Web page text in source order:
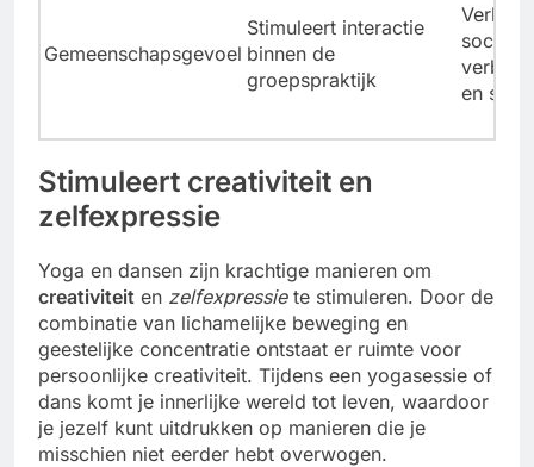
Gemeenschapsgevoel
Stimuleert interactie
binnen de
groepspraktijk
sociale
en
Stimuleert creativiteit en
zelfexpressie
Yoga en dansen zijn krachtige manieren om
creativiteit en zelfexpressiete stimuleren. Door de
combinatie van lichamelijke beweging en
geestelijke concentratie ontstaat er ruimte voor
persoonlijke creativiteit. Tijdens een yogasessie of
dans komt je innerlijke wereld tot leven, waardoor
je jezelf kunt uitdrukken op manieren die je
misschien niet eerder hebt overwogen.